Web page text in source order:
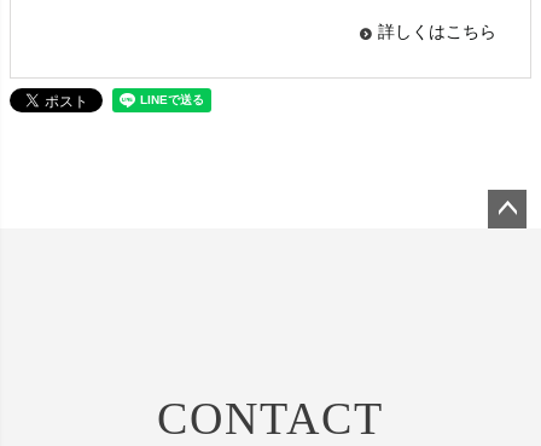
詳しくはこちら
CONTACT